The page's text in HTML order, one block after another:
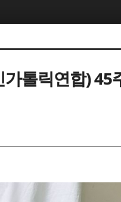
톨릭연합) 45